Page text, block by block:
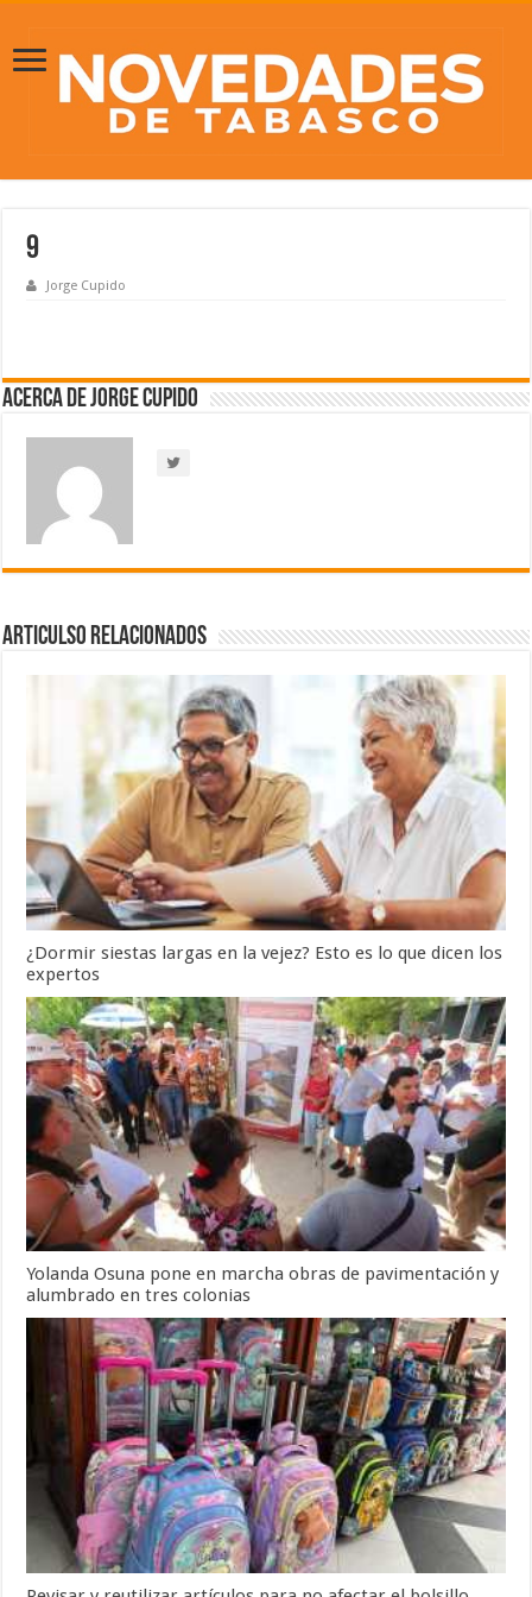
9
Jorge Cupido
Acerca de Jorge Cupido
Articulso Relacionados
¿Dormir siestas largas en la vejez? Esto es lo que dicen los
expertos
Yolanda Osuna pone en marcha obras de pavimentación y
alumbrado en tres colonias